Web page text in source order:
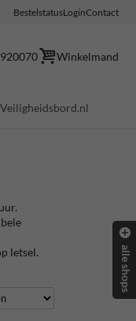
BestelstatusLoginContact
Winkelmand
letsel.
alle shops